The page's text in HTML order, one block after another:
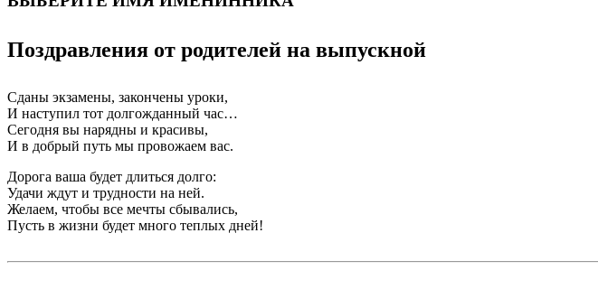
Поздравления от родителей на выпускной
Сданы экзамены, закончены уроки,
И наступил тот долгожданный час…
Сегодня вы нарядны и красивы,
И в добрый путь мы провожаем вас.
Дорога ваша будет длиться долго:
Удачи ждут и трудности на ней.
Желаем, чтобы все мечты сбывались,
Пусть в жизни будет много теплых дней!